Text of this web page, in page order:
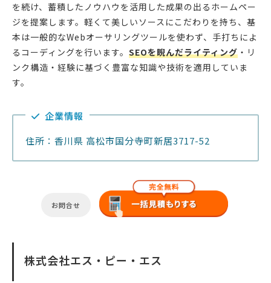
を続け、蓄積したノウハウを活用した成果の出るホームペー
ジを提案します。軽くて美しいソースにこだわりを持ち、基
本は一般的なWebオーサリングツールを使わず、手打ちによ
るコーディングを行います。 SEOを睨んだライティング ・リ
ンク構造・経験に基づく豊富な知識や技術を適用していま
す。
企業情報
住所：香川県 高松市国分寺町新居3717-52
お問合せ
株式会社エス・ピー・エス